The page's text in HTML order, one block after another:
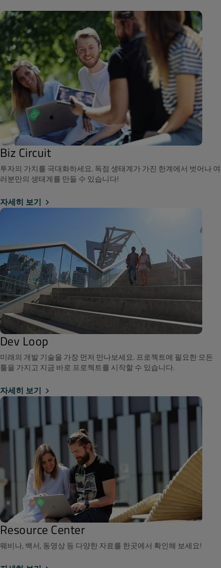
Biz Circuit
투자의 가치를 극대화하세요. 독점 생태계가 가진 한계에서 벗어나 여
러분만의 생태계를 만들 수 있습니다!
자세히 보기
Dev Loop
미래의 개발 기술을 가장 먼저 만나보세요. 프로젝트에 필요한 모든
툴을 가지고 지금 바로 프로젝트를 시작할 수 있습니다.
자세히 보기
Resource Center
웨비나, 백서, 동영상 등 다양한 자료를 한곳에서 확인해 보세요!